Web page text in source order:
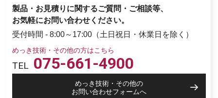
製品・お見積りに関するご質問・ご相談等、
お気軽にお問い合わせください。
受付時間 - 8:00～17:00（土日祝日・休業日を除く）
めっき技術・その他の方はこちら
TEL 075-661-4900
めっき技術・その他の
お問い合わせフォームへ